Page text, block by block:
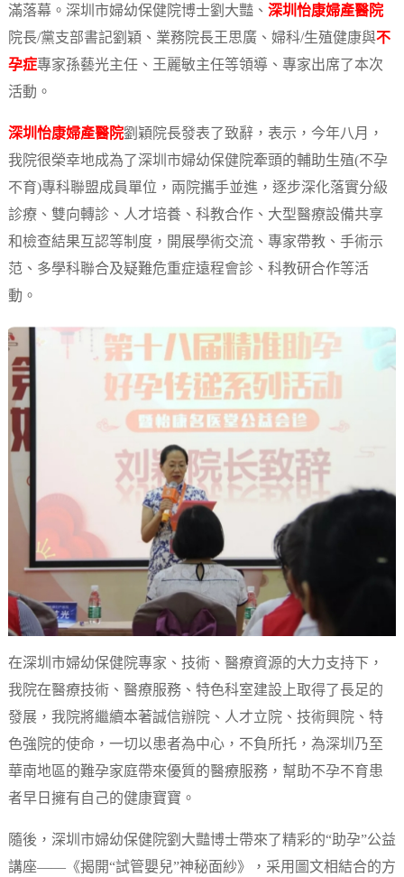
滿落幕。深圳市婦幼保健院博士劉大豔、 深圳怡康婦產醫院
院長/黨支部書記劉穎、業務院長王思廣、婦科/生殖健康與不
孕症專家孫藝光主任、王麗敏主任等領導、專家出席了本次
活動。
深圳怡康婦產醫院劉穎院長發表了致辭，表示，今年八月，
我院很榮幸地成為了深圳市婦幼保健院牽頭的輔助生殖(不孕
不育)專科聯盟成員單位，兩院攜手並進，逐步深化落實分級
診療、雙向轉診、人才培養、科教合作、大型醫療設備共享
和檢查結果互認等制度，開展學術交流、專家帶教、手術示
范、多學科聯合及疑難危重症遠程會診、科教研合作等活
動。
在深圳市婦幼保健院專家、技術、醫療資源的大力支持下，
我院在醫療技術、醫療服務、特色科室建設上取得了長足的
發展，我院將繼續本著誠信辦院、人才立院、技術興院、特
色強院的使命，一切以患者為中心，不負所托，為深圳乃至
華南地區的難孕家庭帶來優質的醫療服務，幫助不孕不育患
者早日擁有自己的健康寶寶。
隨後，深圳市婦幼保健院劉大豔博士帶來了精彩的“助孕”公益
講座——《揭開“試管嬰兒”神秘面紗》，采用圖文相結合的方